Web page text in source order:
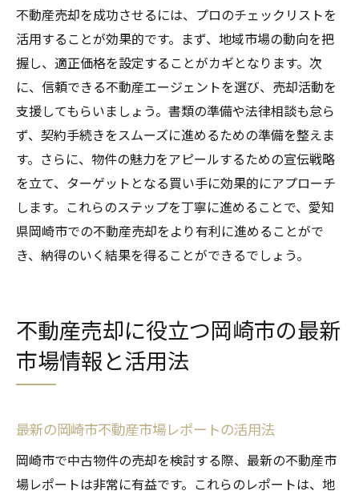
不動産売却を成功させるには、プロのチェックリストを
活用することが効果的です。まず、地域市場の動向を把
握し、適正価格を設定することがカギとなります。次
に、信頼できる不動産エージェントを選び、売却活動を
支援してもらいましょう。書類の準備や法律相談も怠ら
ず、契約手続きをスムーズに進めるための準備を整えま
す。さらに、物件の魅力をアピールするための宣伝戦略
を立て、ターゲットとなる買い手に効果的にアプローチ
します。これらのステップを丁寧に進めることで、愛知
県岡崎市での不動産売却をより有利に進めることがで
き、納得のいく結果を得ることができるでしょう。
不動産売却に役立つ岡崎市の最新
市場情報と活用法
最新の岡崎市不動産市場レポートの活用法
岡崎市で中古物件の売却を検討する際、最新の不動産市
場レポートは非常に有益です。これらのレポートは、地